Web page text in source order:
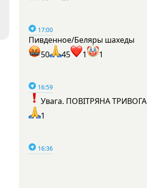
17:00
Пивденное/Беляры шахеды
50
45 1 1
16:59
Увага. ПОВІТРЯНА ТРИВОГА
1
16:36